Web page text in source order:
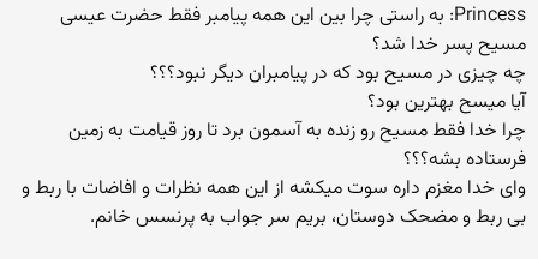
Princess: به راستی چرا بین این همه پیامبر فقط حضرت عیسی
مسیح پسر خدا شد؟
چه چیزی در مسیح بود كه در پیامبران دیگر نبود؟؟؟
آیا میسح بهترین بود؟
چرا خدا فقط مسیح رو زنده به آسمون برد تا روز قیامت به زمین
فرستاده بشه؟؟؟
وای خدا مغزم داره سوت میکشه از این همه نظرات و افاضات با ربط و
بی ربط و مضحک دوستان، بریم سر جواب به پرنسس خانم.